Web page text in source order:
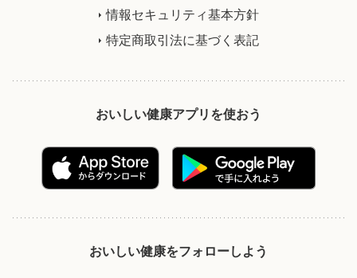
情報セキュリティ基本方針
特定商取引法に基づく表記
おいしい健康アプリを使おう
おいしい健康をフォローしよう